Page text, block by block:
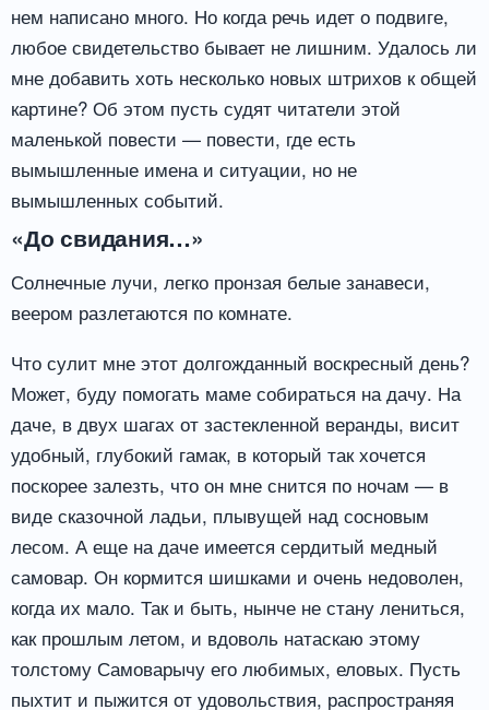
нем написано много. Но когда речь идет о подвиге,
любое свидетельство бывает не лишним. Удалось ли
мне добавить хоть несколько новых штрихов к общей
картине? Об этом пусть судят читатели этой
маленькой повести — повести, где есть
вымышленные имена и ситуации, но не
вымышленных событий.
«До свидания…»
Солнечные лучи, легко пронзая белые занавеси,
веером разлетаются по комнате.
Что сулит мне этот долгожданный воскресный день?
Может, буду помогать маме собираться на дачу. На
даче, в двух шагах от застекленной веранды, висит
удобный, глубокий гамак, в который так хочется
поскорее залезть, что он мне снится по ночам — в
виде сказочной ладьи, плывущей над сосновым
лесом. А еще на даче имеется сердитый медный
самовар. Он кормится шишками и очень недоволен,
когда их мало. Так и быть, нынче не стану лениться,
как прошлым летом, и вдоволь натаскаю этому
толстому Самоварычу его любимых, еловых. Пусть
пыхтит и пыжится от удовольствия, распространяя